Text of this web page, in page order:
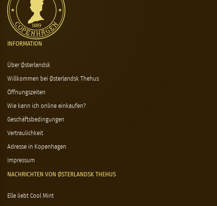
INFORMATION
Über Østerlandsk
Willkommen bei Østerlandsk Thehus
Öffnungszeiten
Wie kann ich online einkaufen?
Geschäftsbedingungen
Vertraulichkeit
Adresse in Kopenhagen
Impressum
NACHRICHTEN VON ØSTERLANDSK THEHUS
Elle liebt Cool Mint